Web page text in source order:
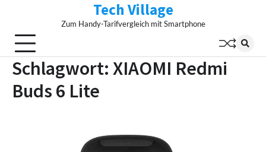
content
Tech Village
Zum Handy-Tarifvergleich mit Smartphone
Schlagwort: XIAOMI Redmi
Buds 6 Lite